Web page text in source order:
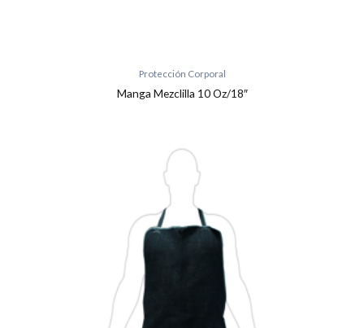
Protección Corporal
Manga Mezclilla 10 Oz/18″